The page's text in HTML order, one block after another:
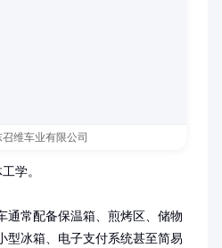
召维车业有限公司
学。
通常配备保温箱、煎烤区、储物
型冰箱、电子支付系统甚至简易